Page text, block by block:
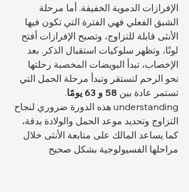
الإفرازات الدموية الخفيفة. أما مرحلة
الشبق الفعلي فهي الفترة التي تكون فيها
الأنثى قابلة للتزاوج، وتصبح الإفرازات أفتح
لونًا، وتظهر سلوكيات استقبال الذكر. بعد
الإخصاب، تبدأ البويضات المخصبة رحلتها
نحو الرحم لتستقر وتبدأ مرحلة الحمل التي
تستمر عادة بين 58 و 63 يومًا
.
understanding هذه الدورة ضروري لنجاح
التزاوج وتحديد موعد الحمل والولادة بدقة،
كما يساعد المالك على متابعة الأنثى خلال
مراحلها الفسيولوجية بشكل صحيح